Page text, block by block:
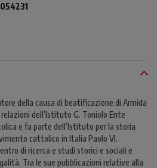
della causa di beatificazione di Armida
dell’Istituto G. Toniolo Ente
e fa parte dell’Istituto per la storia
cattolico in Italia Paolo VI.
di ricerca e studi storici e sociali e
Tra le sue pubblicazioni relative alla